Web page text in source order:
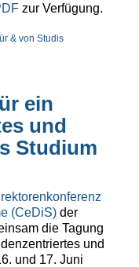
zur Verfügung.
& von Studis
ein
und
Studium
(CeDiS)der
die Tagung
und
und 17. Juni